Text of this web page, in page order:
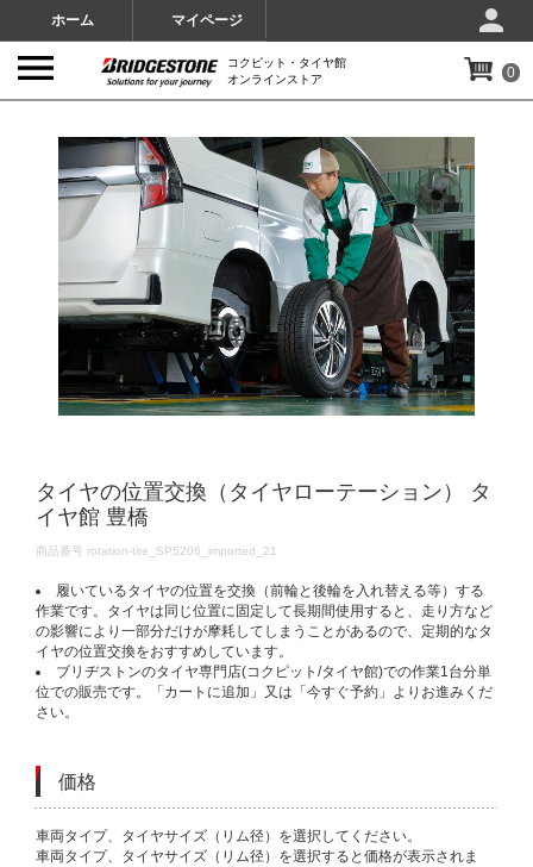
ホーム マイページ
コクピット・タイヤ館
オンラインストア
0
タイヤの位置交換（タイヤローテーション） タ
イヤ館 豊橋
DETAILS
商品番号 rotation-tire_SP5206_imported_21
履いているタイヤの位置を交換（前輪と後輪を入れ替える等）する
作業です。タイヤは同じ位置に固定して長期間使用すると、走り方など
の影響により一部分だけが摩耗してしまうことがあるので、定期的なタ
イヤの位置交換をおすすめしています。
ブリヂストンのタイヤ専門店(コクピット/タイヤ館)での作業1台分単
位での販売です。「カートに追加」又は「今すぐ予約」よりお進みくだ
さい。
価格
VARIATIONS
車両タイプ、タイヤサイズ（リム径）を選択してください。
車両タイプ、タイヤサイズ（リム径）を選択すると価格が表示されま